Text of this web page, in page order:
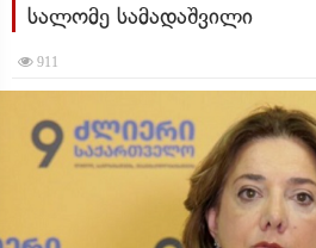
სალომე სამადაშვილი
911